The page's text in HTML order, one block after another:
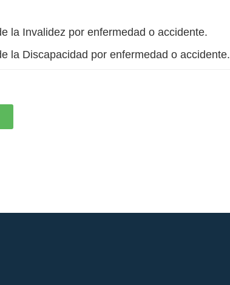
la Invalidez por enfermedad o accidente.
la Discapacidad por enfermedad o accidente.